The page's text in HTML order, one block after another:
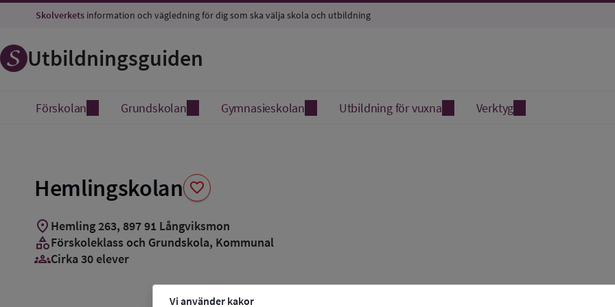
Vi använder kakor
Skolverkets information och vägledning för dig som ska välja skola och utbildning
Utbildningsguiden
Förskolan Grundskolan Gymnasieskolan Utbildning för vuxna Verktyg
Hemlingskolan favorite
Spara
location_on Hemling 263, 89791 Långviksmon
categoryFörskoleklass och Grundskola, Kommunal
groups_3Cirka 30 elever